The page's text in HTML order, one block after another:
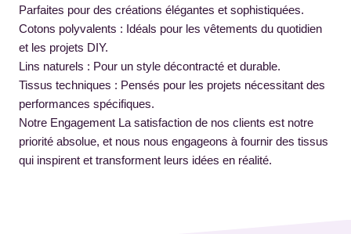
Parfaites pour des créations élégantes et sophistiquées.
Cotons polyvalents : Idéals pour les vêtements du quotidien
et les projets DIY.
Lins naturels : Pour un style décontracté et durable.
Tissus techniques : Pensés pour les projets nécessitant des
performances spécifiques.
Notre Engagement La satisfaction de nos clients est notre
priorité absolue, et nous nous engageons à fournir des tissus
qui inspirent et transforment leurs idées en réalité.